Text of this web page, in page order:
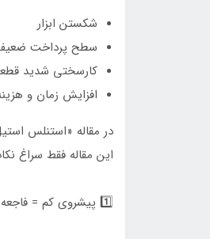
شکستن ابزار
سطح پرداخت
کارسختی شدید
افزایش زمان و
در مقاله «استنلس
این مقاله فقط سراغ
1️⃣ پیشروی کم = فاجعه در استنلس استیل